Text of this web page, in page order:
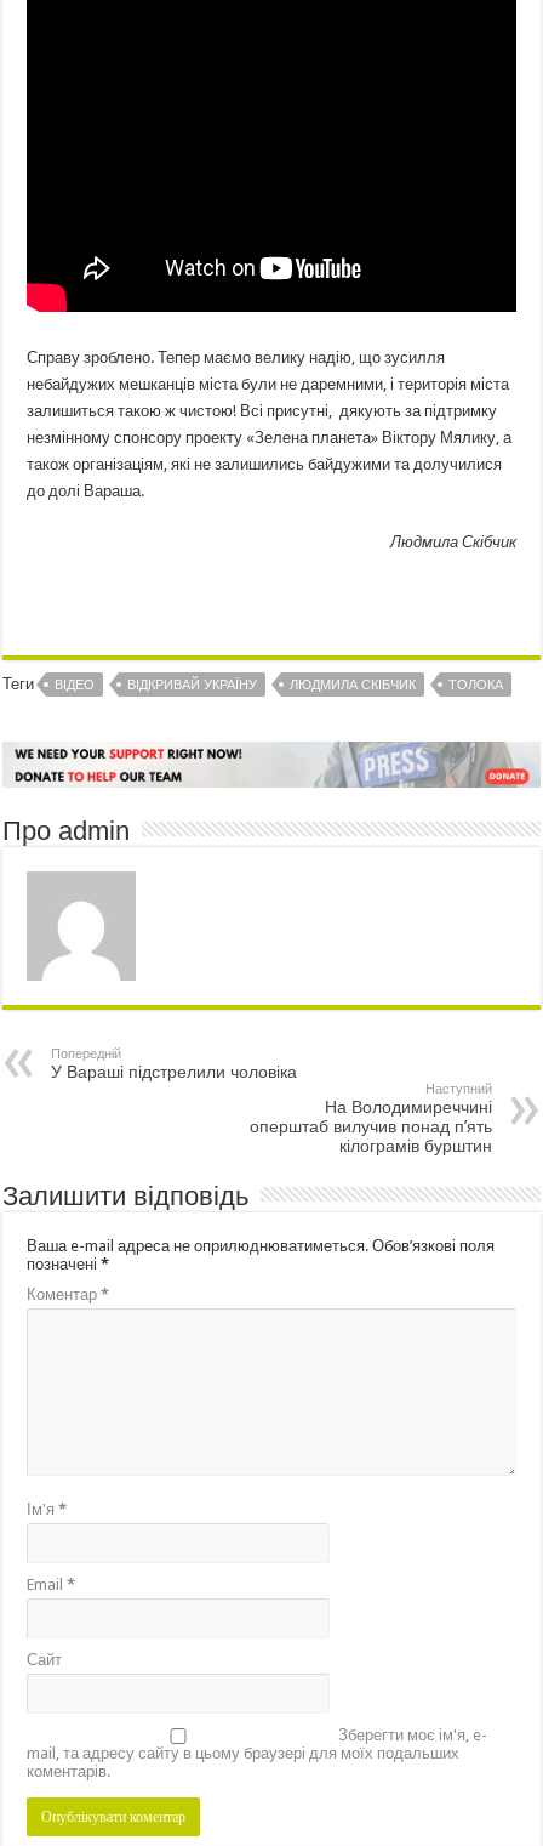
Справу зроблено. Тепер маємо велику надію, що зусилля
небайдужих мешканців міста були не даремними, і територія міста
залишиться такою ж чистою! Всі присутні, дякують за підтримку
незмінному спонсору проекту «Зелена планета» Віктору Мялику, а
також організаціям, які не залишились байдужими та долучилися
до долі Вараша.
Людмила Скібчик
Теги ВІДЕО ВІДКРИВАЙ УКРАЇНУ ЛЮДМИЛА СКІБЧИК ТОЛОКА
Про admin
Попередній
У Вараші підстрелили чоловіка
Наступний
На Володимиреччині
оперштаб вилучив понад п’ять
кілограмів бурштин
Залишити відповідь
Ваша e-mail адреса не оприлюднюватиметься. Обов’язкові поля
позначені*
Коментар*
Ім'я*
Email*
Сайт
Зберегти моє ім'я, e-
mail, та адресу сайту в цьому браузері для моїх подальших
коментарів.